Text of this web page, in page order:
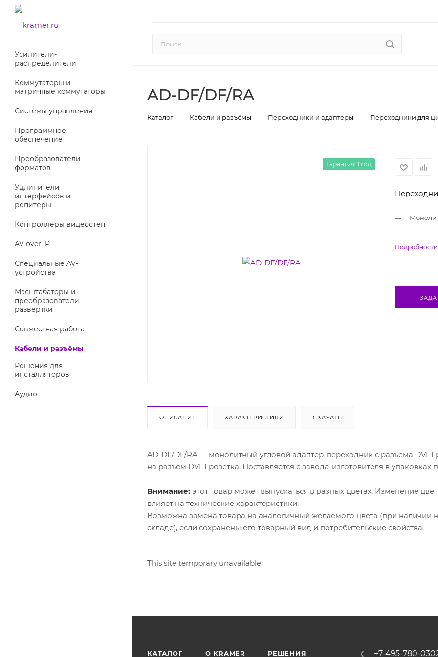
Усилители-
раcпределители
Коммутаторы и
матричные коммутаторы
Системы управления
Программное
обеспечение
Преобразователи
форматов
Удлинители
интерфейсов и
репитеры
Контроллеры видеостен
AV over IP
Специальные AV-
устройства
Масштабаторы и
преобразователи
развертки
Совместная работа
Кабели и разъёмы
Решения для
инсталляторов
Аудио
AD-DF/DF/RA
Каталог — Кабели и разъёмы — Переходники и адаптеры — Переходники для
Гарантия: 1 год
Подробности
ОПИСАНИЕ ХАРАКТЕРИСТИКИ СКАЧАТЬ
AD-DF/DF/RA — монолитный угловой адаптер-переходник с разъёма DVI-I
на разъём DVI-I розетка. Поставляется с завода-изготовителя в упаковках
Внимание: этот товар может выпускаться в разных цветах. Изменение
влияет на технические характеристики.
Возможна замена товара на аналогичный желаемого цвета (при наличии
складе), если сохранены его товарный вид и потребительские свойства.
This site temporary unavailable.
КАТАЛОГ O KRAMER РЕШЕНИЯ +7-495-780-